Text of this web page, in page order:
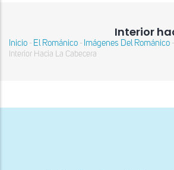
Interior
Sobrescribir
ayuda
Inicio - El Románico - Imágenes Del Románico -
Interior Hacia La Cabecera